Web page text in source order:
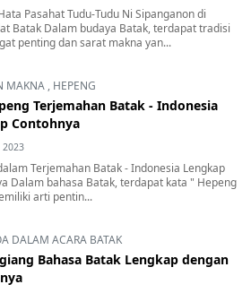
Pasahat Tudu-Tudu Ni Sipanganon di
Batak Dalam budaya Batak, terdapat tradisi
penting dan sarat makna yan...
MAKNA , HEPENG
Terjemahan Batak - Indonesia
Contohnya
2023
Terjemahan Batak - Indonesia Lengkap
Dalam bahasa Batak, terdapat kata " Hepeng
arti pentin...
DALAM ACARA BATAK
Bahasa Batak Lengkap dengan